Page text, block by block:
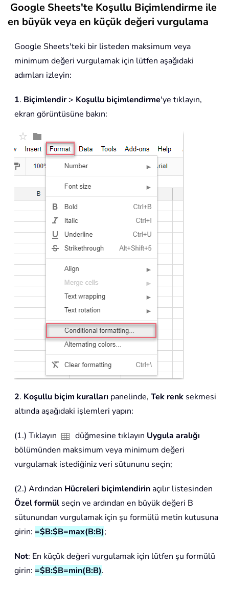
Google Sheets'te Koşullu Biçimlendirme ile
en büyük veya en küçük değeri vurgulama
Google Sheets'teki bir listeden maksimum veya
minimum değeri vurgulamak için lütfen aşağıdaki
adımları izleyin:
1. Biçimlendir> Koşullu biçimlendirme'ye tıklayın,
ekran görüntüsüne bakın:
2. Koşullu biçim kuralları panelinde, Tek renk sekmesi
altında aşağıdaki işlemleri yapın:
(1.) Tıklayın düğmesine tıklayın Uygula aralığı
bölümünden maksimum veya minimum değeri
vurgulamak istediğiniz veri sütununu seçin;
(2.) Ardından Hücreleri biçimlendirinaçılır listesinden
Özel formül seçin ve ardından en büyük değeri B
sütunundan vurgulamak için şu formülü metin kutusuna
girin: =$B:$B=max(B:B);
Not: En küçük değeri vurgulamak için lütfen şu formülü
girin: =$B:$B=min(B:B).